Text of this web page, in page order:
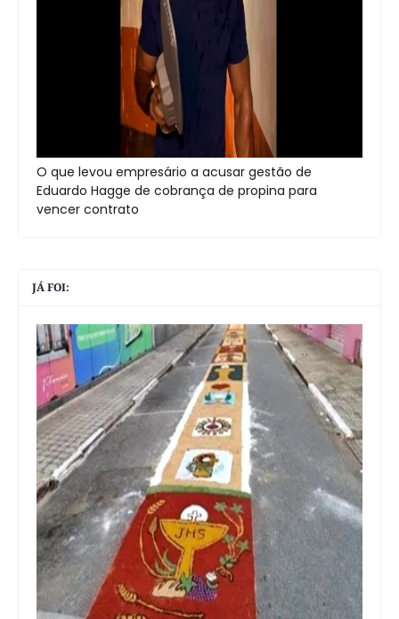
O que levou empresário a acusar gestão de
Eduardo Hagge de cobrança de propina para
vencer contrato
JÁ FOI: